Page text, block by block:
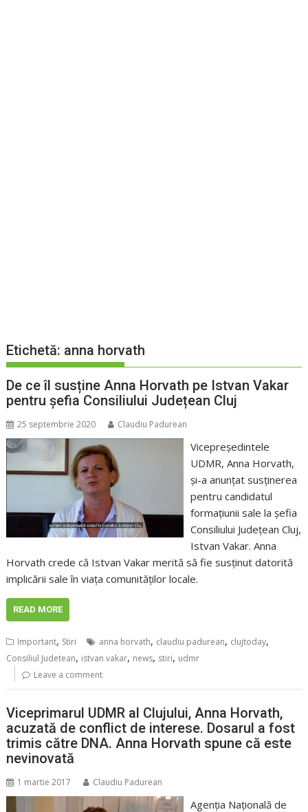
Etichetă: anna horvath
De ce îl susține Anna Horvath pe Istvan Vakar
pentru șefia Consiliului Județean Cluj
25 septembrie 2020 Claudiu Padurean
Vicepreședintele
UDMR, Anna Horvath,
și-a anunțat susținerea
pentru candidatul
formațiunii sale la șefia
Consiliului Județean Cluj,
Istvan Vakar. Anna
Horvath crede că Istvan Vakar merită să fie susținut datorită
implicării sale în viața comunităților locale.
READ MORE
Important, Stiri anna horvath, claudiu padurean, clujtoday,
Consiliul Judetean, istvan vakar, news, stiri, udmr
Leave a comment
Viceprimarul UDMR al Clujului, Anna Horvath,
acuzată de conflict de interese. Dosarul a fost
trimis către DNA. Anna Horvath spune că este
nevinovată
1 martie 2017 Claudiu Padurean
Agenţia Naţională de